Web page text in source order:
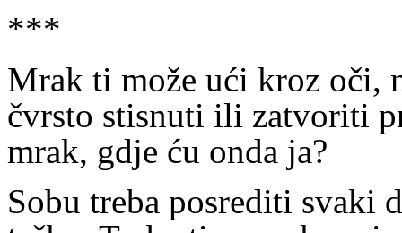
***
Mrak ti može ući kroz oči,
čvrsto stisnuti ili zatvoriti
mrak, gdje ću onda ja?
Sobu treba posrediti svaki